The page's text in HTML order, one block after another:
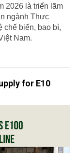
2026 là triển lãm
ngành Thực
chế biến, bao bì,
Nam.
for E10